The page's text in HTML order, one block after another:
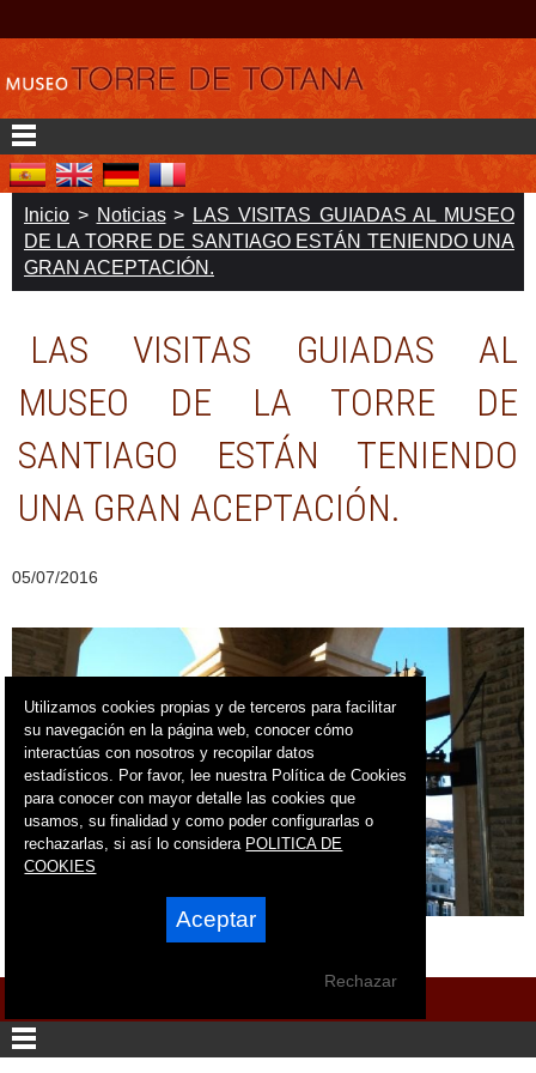
Inicio > Noticias> LAS VISITAS GUIADAS AL MUSEO
DE LA TORRE DE SANTIAGO ESTÁN TENIENDO UNA
GRAN ACEPTACIÓN.
LAS VISITAS GUIADAS AL
MUSEO DE LA TORRE DE
SANTIAGO ESTÁN TENIENDO
UNA GRAN ACEPTACIÓN.
05/07/2016
Utilizamos cookies propias y de terceros para facilitar
su navegación en la página web, conocer cómo
interactúas con nosotros y recopilar datos
estadísticos. Por favor, lee nuestra Política de Cookies
para conocer con mayor detalle las cookies que
usamos, su finalidad y como poder configurarlas o
rechazarlas, si así lo considera POLITICA DE
COOKIES
Aceptar
Rechazar